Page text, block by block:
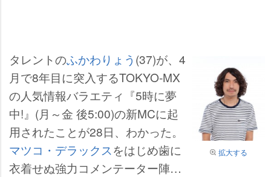
拡大する
タレントのふかわりょう (37)が、4
月で8年目に突入するTOKYO-MX
の人気情報バラエティ『5時に夢
中!』(月～金 後5:00)の新MCに起
用されたことが28日、わかった。
マツコ・デラックスをはじめ歯に
衣着せぬ強力コメンテーター陣を